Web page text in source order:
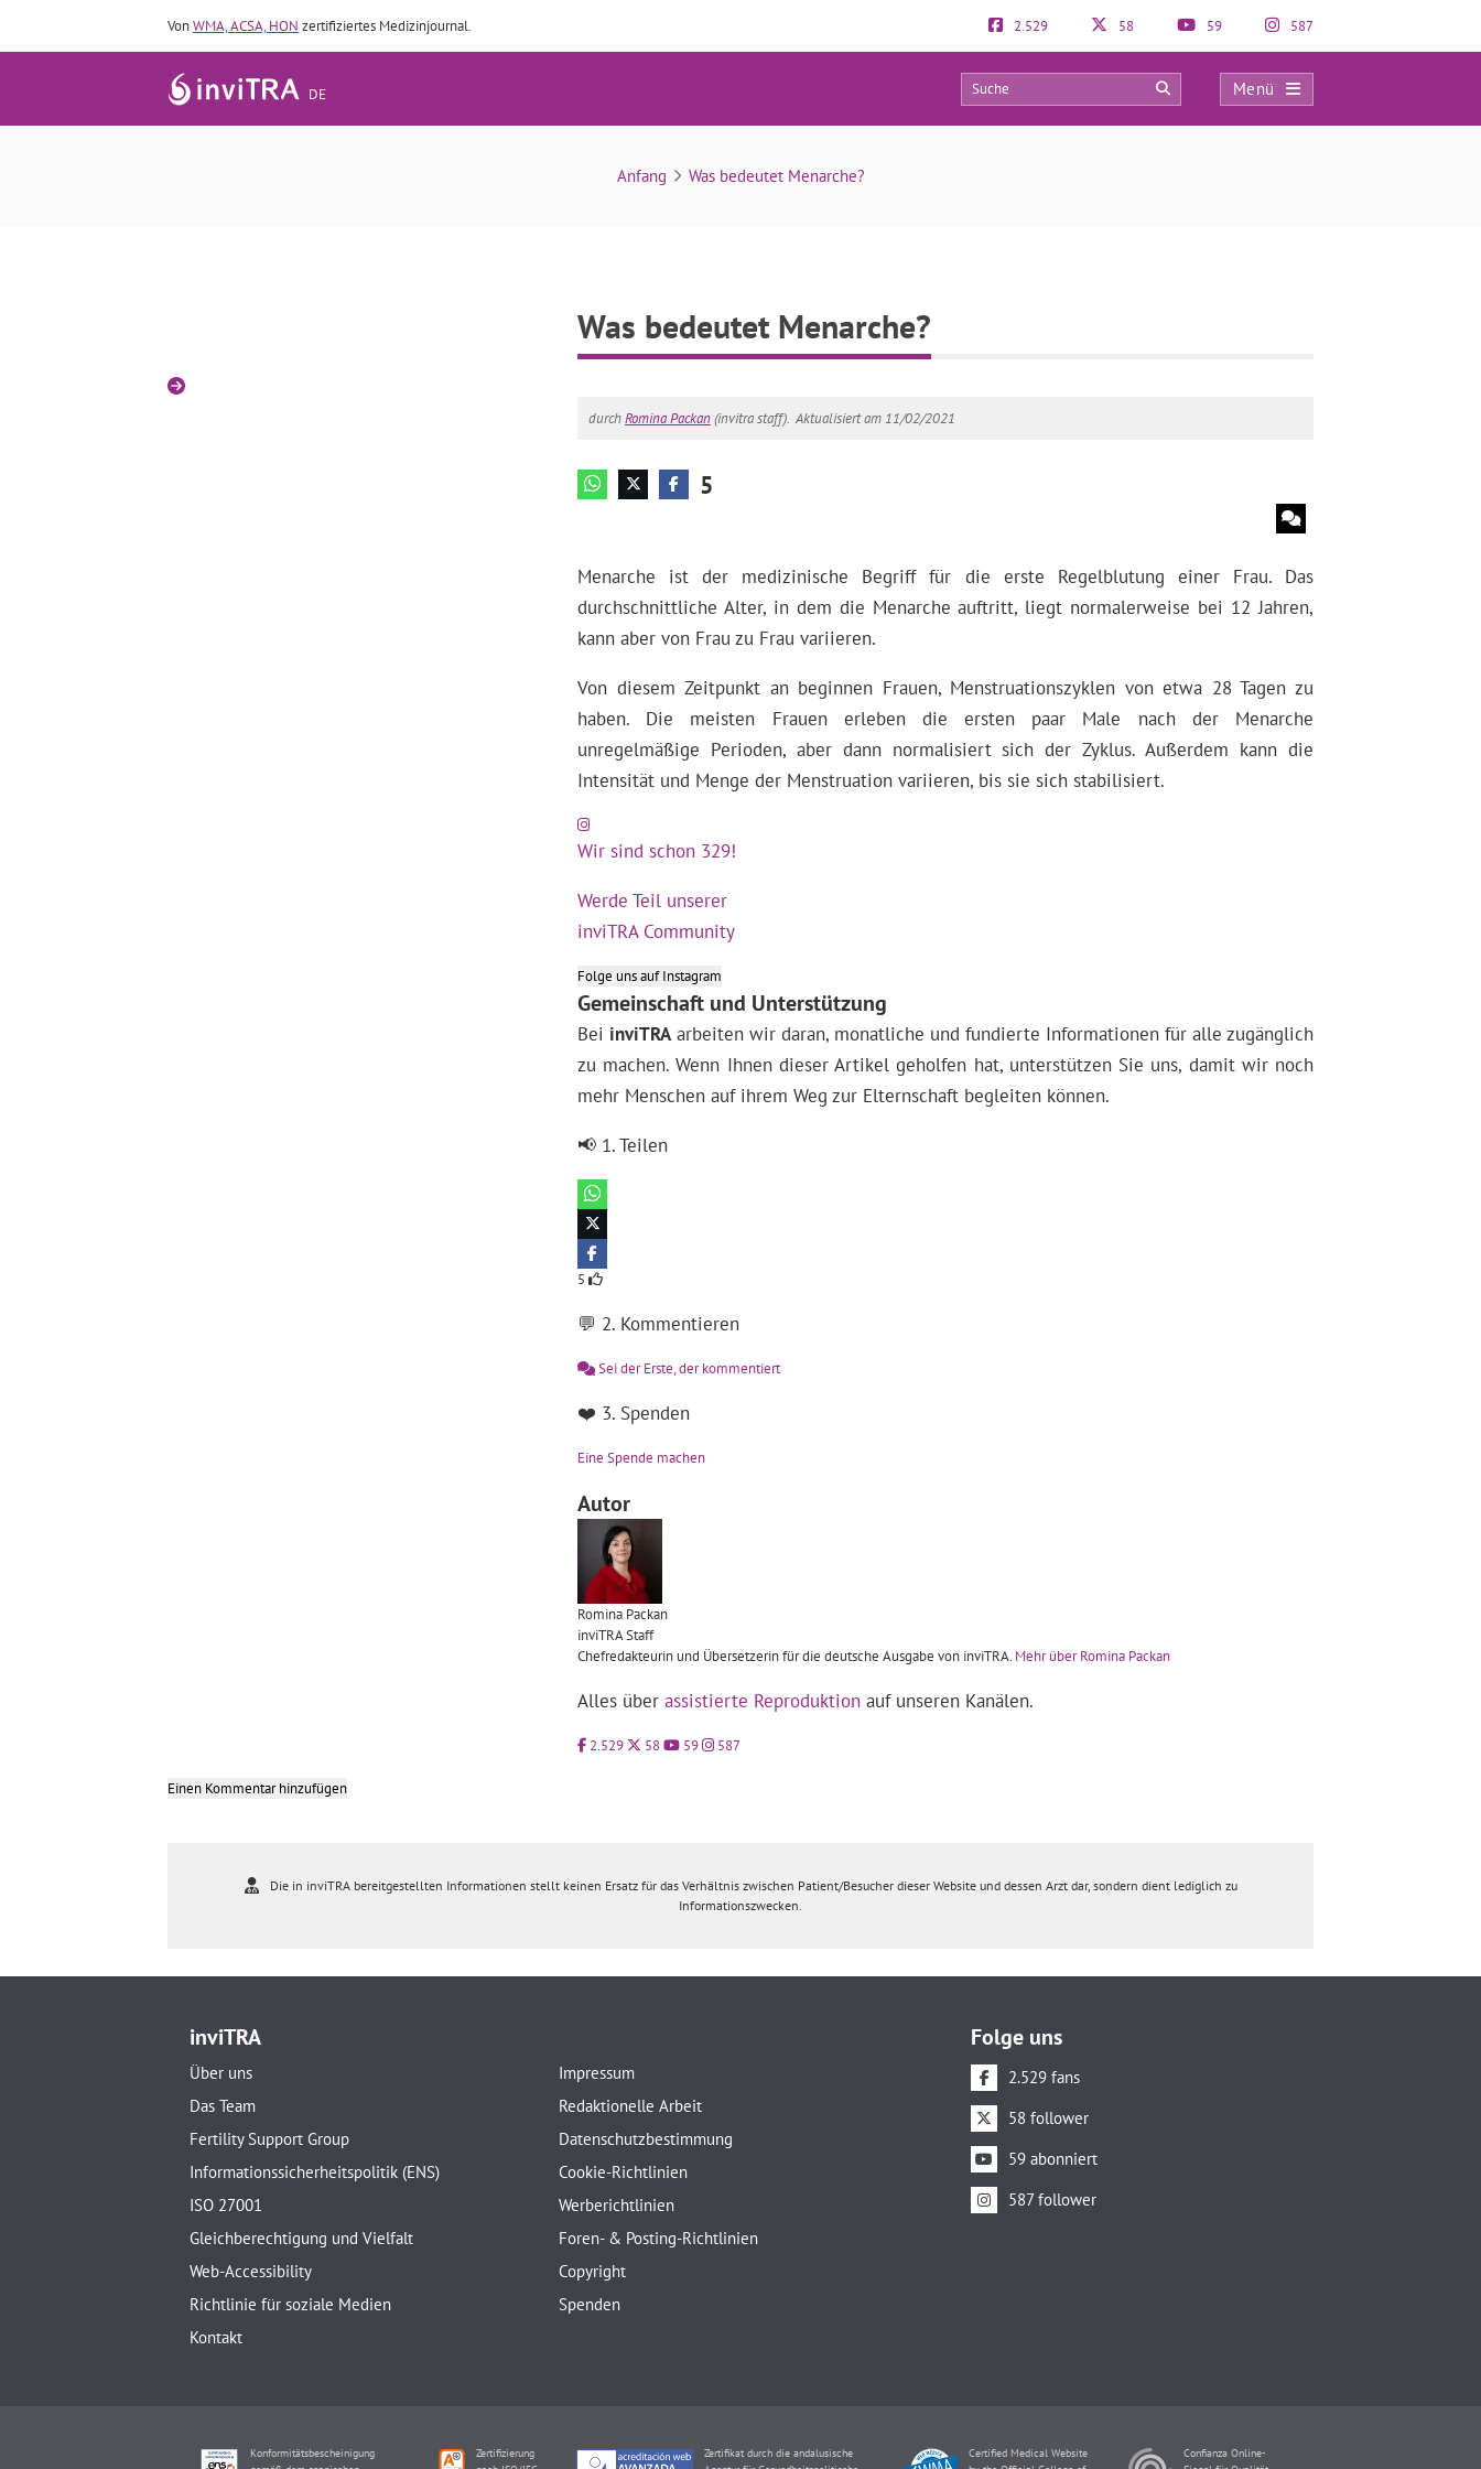
VonWMA, ACSA, HON zertifiziertes Medizinjournal. 2.529 58 59 587
DE
Menü
Was bedeutet Menarche?
5 0
Anfang Was bedeutet Menarche?
Was bedeutet Menarche?
durchRomina Packan(invitra staff). Aktualisiert am 11/02/2021
5
Menarche ist der medizinische Begriff für die erste Regelblutung einer Frau. Das
durchschnittliche Alter, in dem die Menarche auftritt, liegt normalerweise bei 12 Jahren,
kann aber von Frau zu Frau variieren.
Von diesem Zeitpunkt an beginnen Frauen, Menstruationszyklen von etwa 28 Tagen zu
haben. Die meisten Frauen erleben die ersten paar Male nach der Menarche
unregelmäßige Perioden, aber dann normalisiert sich der Zyklus. Außerdem kann die
Intensität und Menge der Menstruation variieren, bis sie sich stabilisiert.
Wir sind schon 329!
Werde Teil unserer
inviTRA Community
Folge uns auf Instagram
Gemeinschaft und Unterstützung
Bei inviTRA arbeiten wir daran, monatliche und fundierte Informationen für alle zugänglich
zu machen. Wenn Ihnen dieser Artikel geholfen hat, unterstützen Sie uns, damit wir noch
mehr Menschen auf ihrem Weg zur Elternschaft begleiten können.
📢 1. Teilen
5
💬 2. Kommentieren
Sei der Erste, der kommentiert
❤️ 3. Spenden
Eine Spende machen
Autor
Romina Packan
inviTRA Staff
Chefredakteurin und Übersetzerin für die deutsche Ausgabe von inviTRA. Mehr über Romina Packan
Alles über assistierte Reproduktion auf unseren Kanälen.
2.529 58 59 587
Einen Kommentar hinzufügen
Die in inviTRA bereitgestellten Informationen stellt keinen Ersatz für das Verhältnis zwischen Patient/Besucher dieser Website und dessen Arzt dar, sondern dient lediglich zu
Informationszwecken.
inviTRA
Über uns
Das Team
Fertility Support Group
Informationssicherheitspolitik (ENS)
ISO 27001
Gleichberechtigung und Vielfalt
Web-Accessibility
Richtlinie für soziale Medien
Kontakt
Impressum
Redaktionelle Arbeit
Datenschutzbestimmung
Cookie-Richtlinien
Werberichtlinien
Foren- & Posting-Richtlinien
Copyright
Spenden
Folge uns
2.529 fans
58 follower
59 abonniert
587 follower
Konformitätsbescheinigung
Zertifizierung
Zertifikat durch die andalusische
Certified Medical Website
Confianza Online-